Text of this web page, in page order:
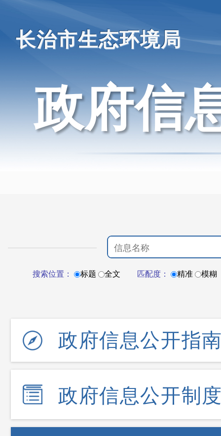
长治市生态环境局
政府信
搜索位置： 标题 全文 匹配度： 精准 模糊
政府信息公开指
政府信息公开制